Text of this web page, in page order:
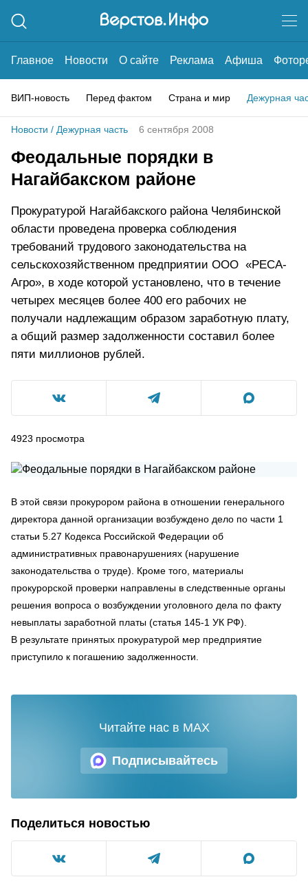
Главное Новости О сайте Реклама Афиша
ВИП-новость Перед фактом Страна и мир Дежурная
Новости / Дежурная часть 6 сентября 2008
Феодальные порядки в
Нагайбакском районе
Прокуратурой Нагайбакского района Челябинской
области проведена проверка соблюдения
требований трудового законодательства на
сельскохозяйственном предприятии ООО «РЕСА-
Агро», в ходе которой установлено, что в течение
четырех месяцев более 400 его рабочих не
получали надлежащим образом заработную плату,
а общий размер задолженности составил более
пяти миллионов рублей.
4923 просмотра
В этой связи прокурором района в отношении генерального
директора данной организации возбуждено дело по части 1
статьи 5.27 Кодекса Российской Федерации об
административных правонарушениях (нарушение
законодательства о труде). Кроме того, материалы
прокурорской проверки направлены в следственные органы
решения вопроса о возбуждении уголовного дела по факту
невыплаты заработной платы (статья 145-1 УК РФ).
В результате принятых прокуратурой мер предприятие
приступило к погашению задолженности.
Подписывайтесь
Читайте нас в MAX
Поделиться новостью